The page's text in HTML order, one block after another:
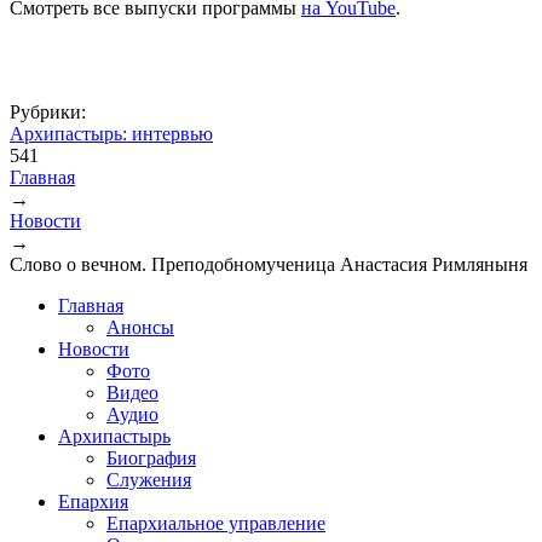
Смотреть все выпуски программы на YouTube.
Рубрики:
Архипастырь: интервью
541
Вы здесь
Главная
→
Новости
→
Слово о вечном. Преподобномученица Анастасия Римляныня
Главная
Анонсы
Новости
Фото
Видео
Аудио
Архипастырь
Биография
Служения
Епархия
Епархиальное управление